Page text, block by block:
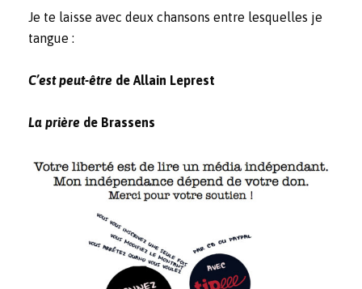
Je te laisse avec deux chansons entre lesquelles je
tangue :
C’est peut-être de Allain Leprest
La prière de Brassens